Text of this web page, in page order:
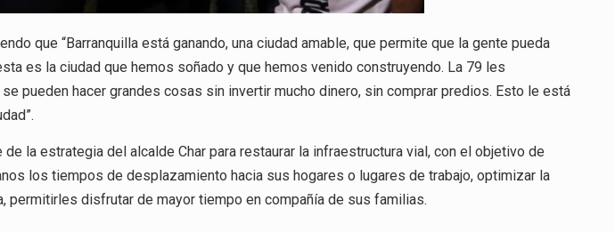
que “Barranquilla está ganando, una ciudad amable, que permite que la gente pueda
es la ciudad que hemos soñado y que hemos venido construyendo. La 79 les
pueden hacer grandes cosas sin invertir mucho dinero, sin comprar predios. Esto le está
la estrategia del alcalde Char para restaurar la infraestructura vial, con el objetivo de
los tiempos de desplazamiento hacia sus hogares o lugares de trabajo, optimizar la
permitirles disfrutar de mayor tiempo en compañía de sus familias.